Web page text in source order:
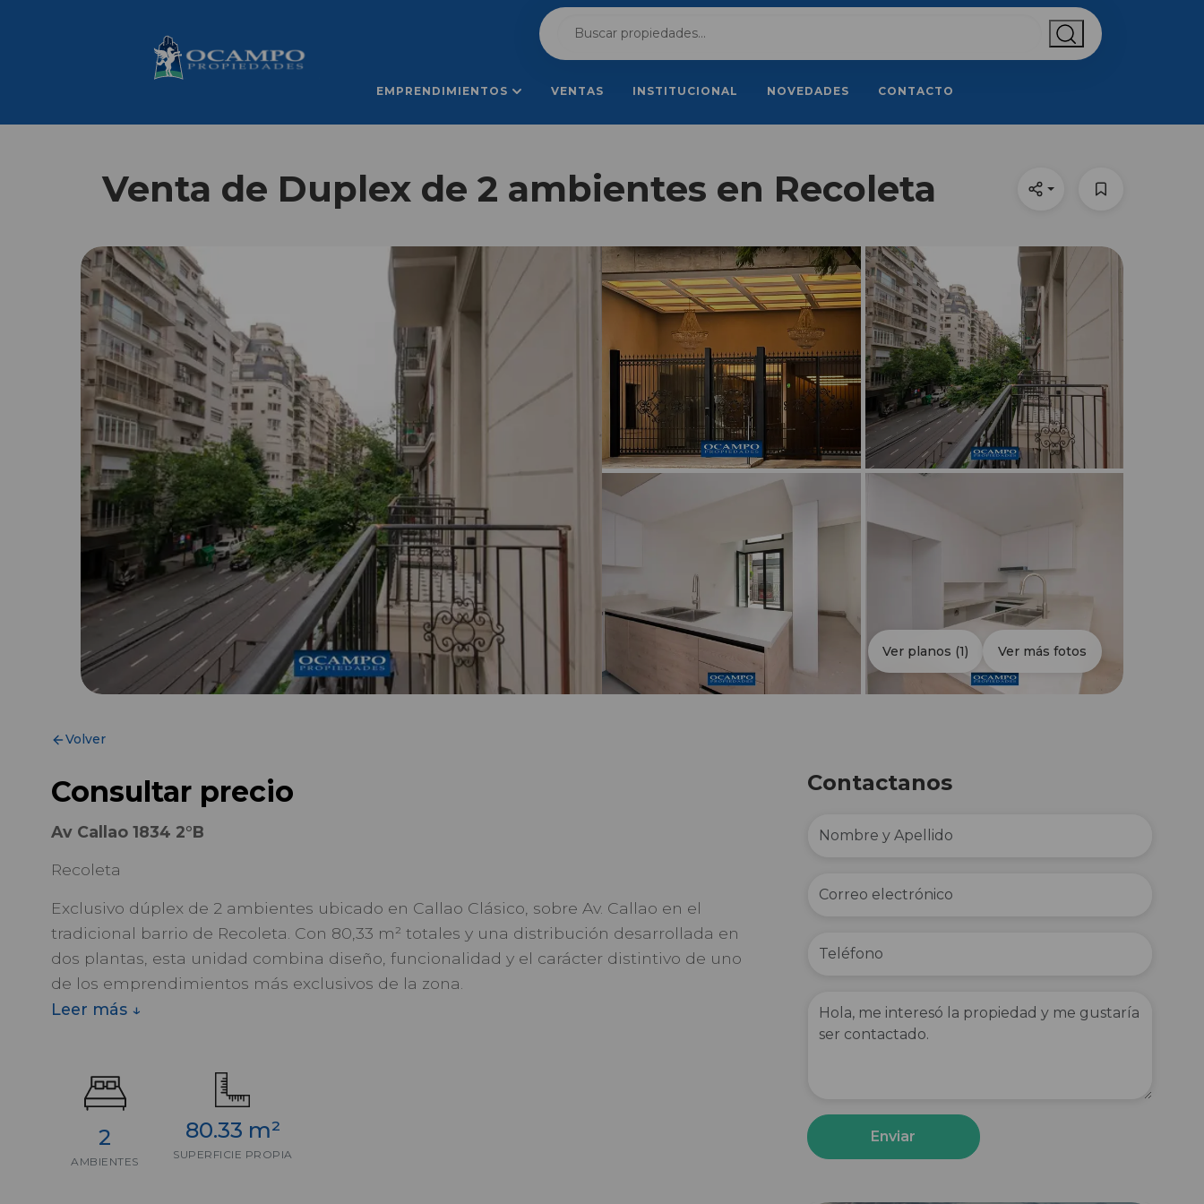
EMPRENDIMIENTOS VENTAS INSTITUCIONAL NOVEDADES CONTACTO
Venta de Duplex de 2 ambientes en Recoleta
Ver planos (1) Ver más fotos
Volver
Consultar precio
Av Callao 1834 2°B
Recoleta
Exclusivo dúplex de 2 ambientes ubicado en Callao Clásico, sobre Av. Callao en el
tradicional barrio de Recoleta. Con 80,33 m² totales y una distribución desarrollada en
dos plantas, esta unidad combina diseño, funcionalidad y el carácter distintivo de uno
de los emprendimientos más exclusivos de la zona.
americana, toilette de recepción y balcón en la planta baja. En la planta alta se
desarrolla un amplio dormitorio en suite, generando una distribución cómoda y una
clara separación entre los espacios sociales y privados.
Leer más ↓
2
AMBIENTES
80.33 m²
SUPERFICIE PROPIA
Contactanos
Enviar